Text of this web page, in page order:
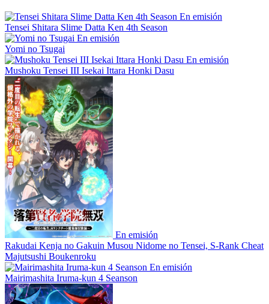
En emisión
Tensei Shitara Slime Datta Ken 4th Season
En emisión
Yomi no Tsugai
En emisión
Mushoku Tensei III Isekai Ittara Honki Dasu
En emisión
Rakudai Kenja no Gakuin Musou Nidome no Tensei, S-Rank Cheat
Majutsushi Boukenroku
En emisión
Mairimashita Iruma-kun 4 Seanson